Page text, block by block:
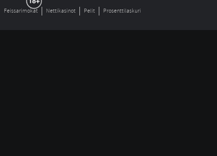
Feissarimokat Nettikasinot Pelit Prosenttilaskuri